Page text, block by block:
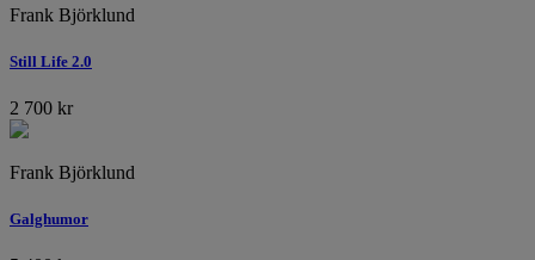
Frank Björklund
Still Life 2.0
2 700 kr
Frank Björklund
Galghumor